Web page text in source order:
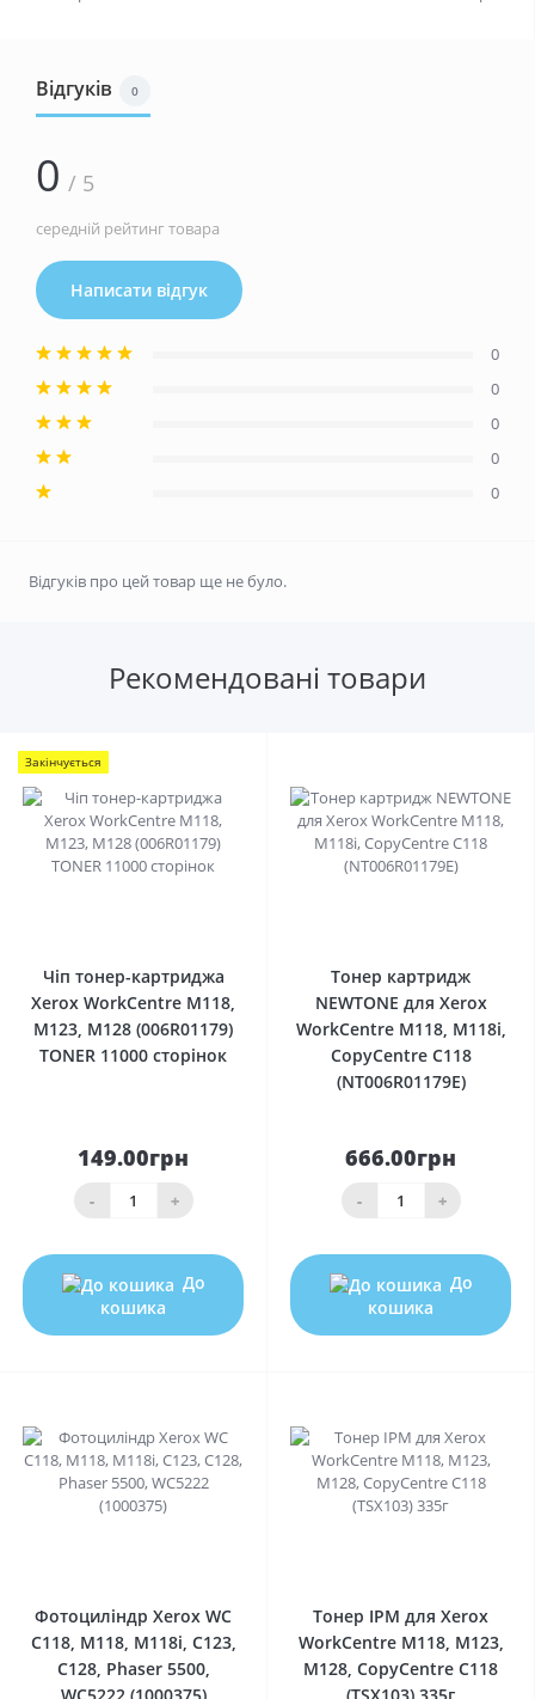
Відгуків 0
0 / 5
середній рейтинг товара
Написати відгук
0
0
0
0
0
Відгуків про цей товар ще не було.
Рекомендовані товари
Закінчується
Чіп тонер-картриджа
Xerox WorkCentre M118,
M123, M128 (006R01179)
TONER 11000 сторінок
149.00грн
- +
До
кошика
Тонер картридж
NEWTONE для Xerox
WorkCentre M118, M118i,
CopyCentre C118
(NT006R01179E)
666.00грн
- +
До
кошика
Фотоциліндр Xerox WC
C118, M118, M118i, C123,
C128, Phaser 5500,
Тонер IPM для Xerox
WorkCentre M118, M123,
M128, CopyCentre C118